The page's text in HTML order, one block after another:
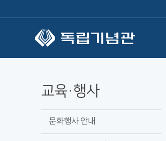
교육·행사
문화행사 안내